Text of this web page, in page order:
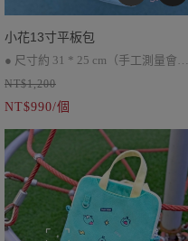
小花13寸平板包
● 尺寸約 31 * 25 cm（手工測量會有
些許誤差）
● 隱藏式提把，前後皆有插袋
● 附皮質斜挎背帶
NT$1,200
NT$990/個